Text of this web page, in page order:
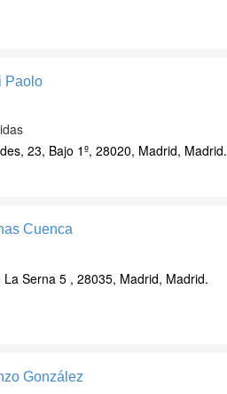
Paolo
23, Bajo 1º, 28020, Madrid, Madrid.
Cuenca
Serna 5 , 28035, Madrid, Madrid.
González